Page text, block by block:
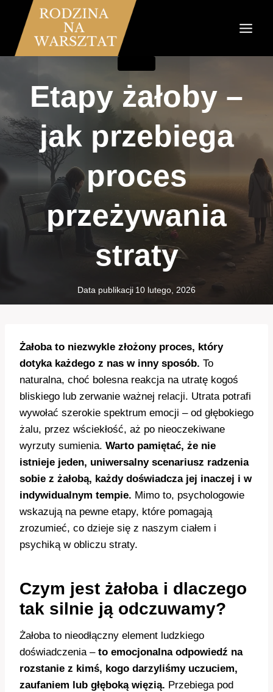
Przejdź
treści
Etapy żałoby –
jak przebiega
proces
przeżywania
straty
Data publikacji 10 lutego, 2026
Żałoba to niezwykle złożony proces, który
dotyka każdego z nas w inny sposób. To
naturalna, choć bolesna reakcja na utratę kogoś
bliskiego lub zerwanie ważnej relacji. Utrata potrafi
wywołać szerokie spektrum emocji – od głębokiego
żalu, przez wściekłość, aż po nieoczekiwane
wyrzuty sumienia. Warto pamiętać, że nie
istnieje jeden, uniwersalny scenariusz radzenia
sobie z żałobą, każdy doświadcza jej inaczej i w
indywidualnym tempie. Mimo to, psychologowie
wskazują na pewne etapy, które pomagają
zrozumieć, co dzieje się z naszym ciałem i
psychiką w obliczu straty.
Czym jest żałoba i dlaczego
tak silnie ją odczuwamy?
Żałoba to nieodłączny element ludzkiego
doświadczenia – to emocjonalna odpowiedź na
rozstanie z kimś, kogo darzyliśmy uczuciem,
zaufaniem lub głęboką więzią. Przebiega pod